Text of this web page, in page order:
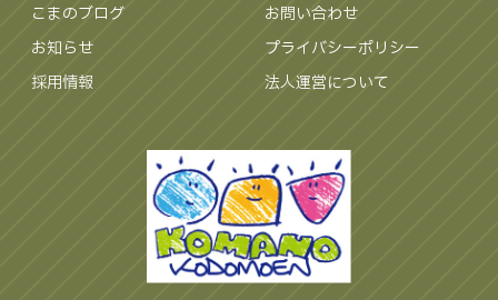
こまのブログ
お知らせ
採用情報
お問い合わせ
プライバシーポリシー
法人運営について